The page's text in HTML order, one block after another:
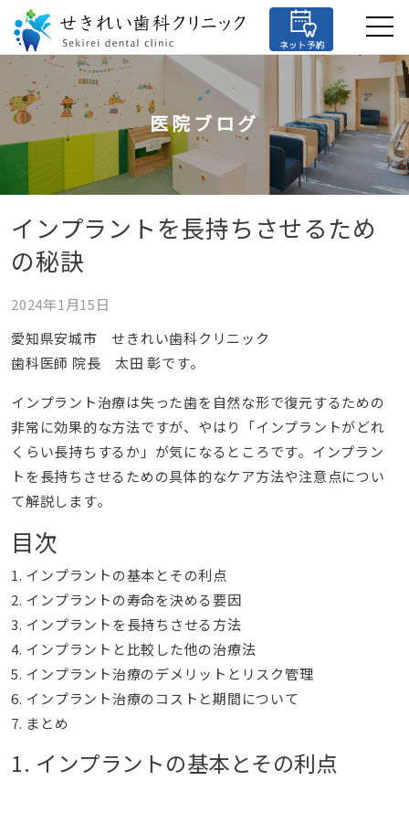
医院ブログ
インプラントを長持ちさせるため
の秘訣
2024年1月15日
愛知県安城市 せきれい歯科クリニック
歯科医師 院長 太田 彰です。
インプラント治療は失った歯を自然な形で復元するための
非常に効果的な方法ですが、やはり「インプラントがどれ
くらい長持ちするか」が気になるところです。インプラン
トを長持ちさせるための具体的なケア方法や注意点につい
て解説します。
目次
1. インプラントの基本とその利点
2. インプラントの寿命を決める要因
3. インプラントを長持ちさせる方法
4. インプラントと比較した他の治療法
5. インプラント治療のデメリットとリスク管理
6. インプラント治療のコストと期間について
7. まとめ
1. インプラントの基本とその利点